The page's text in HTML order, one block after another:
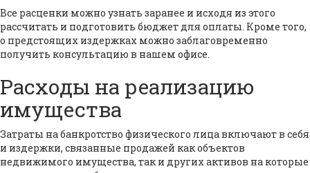
Все расценки можно узнать заранее и исходя из этого
рассчитать и подготовить бюджет для оплаты. Кроме того,
о предстоящих издержках можно заблаговременно
получить консультацию в нашем офисе.
Расходы на реализацию
имущества
Затраты на банкротство физического лица включают в себя
и издержки, связанные продажей как объектов
недвижимого имущества, так и других активов на которые